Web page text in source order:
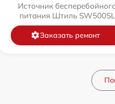
Источник
питания Штиль SW500SL
Заказать ремонт